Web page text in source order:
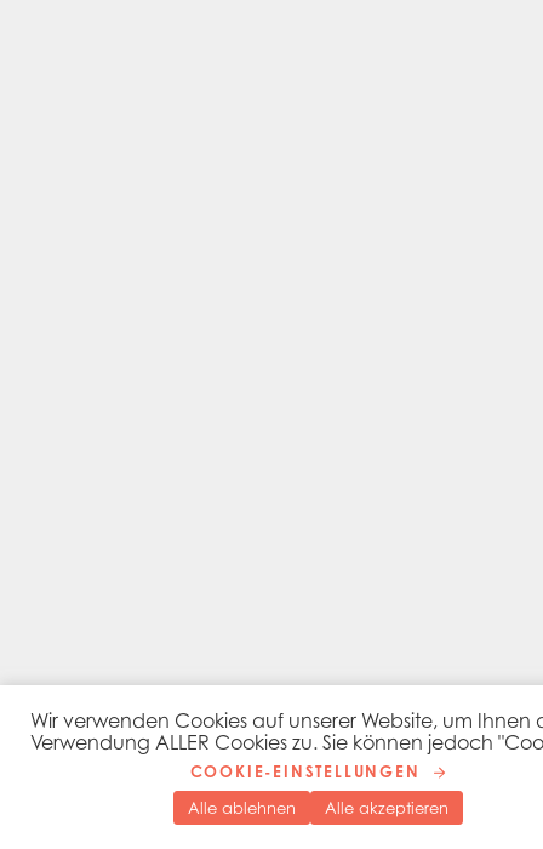
Wir verwenden Cookies auf unserer Website, um
Verwendung ALLER Cookies zu. Sie können jedoch
COOKIE-EINSTELLUNGEN
Alle ablehnen
Alle akzeptieren